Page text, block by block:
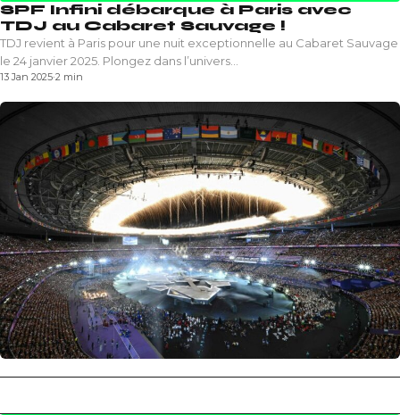
SPF Infini débarque à Paris avec
TDJ au Cabaret Sauvage !
TDJ revient à Paris pour une nuit exceptionnelle au Cabaret Sauvage
le 24 janvier 2025. Plongez dans l’univers…
13 Jan 2025·2 min